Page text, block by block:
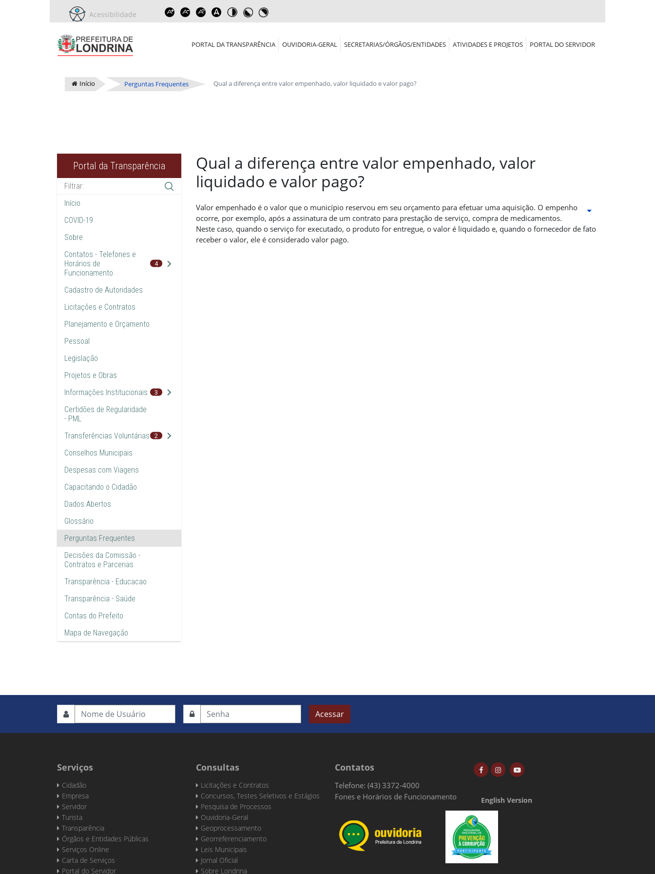
Acessibilidade
PORTAL DA TRANSPARÊNCIA OUVIDORIA-GERAL SECRETARIAS/ÓRGÃOS/ENTIDADES ATIVIDADES E PROJETOS PORTAL DO SERVIDOR
Início Perguntas Frequentes Qual a diferença entre valor empenhado, valor liquidado e valor pago?
Portal da Transparência
Início
COVID-19
Sobre
Contatos - Telefones e
Horários de
Funcionamento
4
Cadastro de Autoridades
Licitações e Contratos
Planejamento e Orçamento
Pessoal
Legislação
Projetos e Obras
Informações Institucionais
3
Certidões de Regularidade
- PML
Transferências Voluntárias
2
Conselhos Municipais
Despesas com Viagens
Capacitando o Cidadão
Dados Abertos
Glossário
Perguntas Frequentes
Decisões da Comissão -
Contratos e Parcerias
Transparência - Educacao
Transparência - Saúde
Contas do Prefeito
Mapa de Navegação
Qual a diferença entre valor empenhado, valor
liquidado e valor pago?
Valor empenhado é o valor que o município reservou em seu orçamento para efetuar uma aquisição. O empenho
ocorre, por exemplo, após a assinatura de um contrato para prestação de serviço, compra de medicamentos.
Neste caso, quando o serviço for executado, o produto for entregue, o valor é liquidado e, quando o fornecedor de fato
receber o valor, ele é considerado valor pago.
Acessar
Serviços
Cidadão
Empresa
Servidor
Turista
Transparência
Órgãos e Entidades Públicas
Serviços Online
Carta de Serviços
Portal do Servidor
Consultas
Licitações e Contratos
Concursos, Testes Seletivos e Estágios
Pesquisa de Processos
Ouvidoria-Geral
Geoprocessamento
Georreferenciamento
Leis Municipais
Jornal Oficial
Sobre Londrina
Contatos
Telefone: (43) 3372-4000
Fones e Horários de Funcionamento
English Version